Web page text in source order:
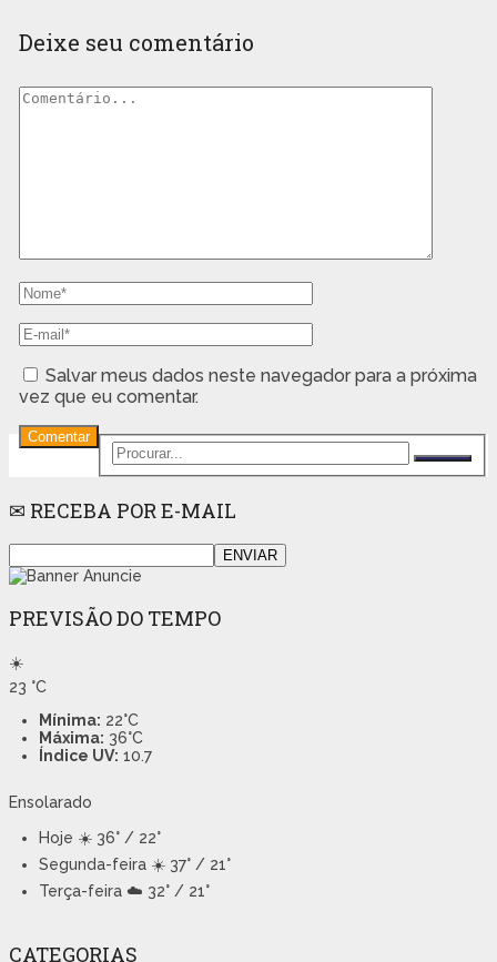
Deixe seu comentário
Salvar meus dados neste navegador para a próxima
vez que eu comentar.
✉ RECEBA POR E-MAIL
PREVISÃO DO TEMPO
☀️
23 °C
Mínima: 22°C
Máxima: 36°C
Índice UV: 10.7
Ensolarado
Hoje ☀️ 36° / 22°
Segunda-feira ☀️ 37° / 21°
Terça-feira ☁️ 32° / 21°
CATEGORIAS